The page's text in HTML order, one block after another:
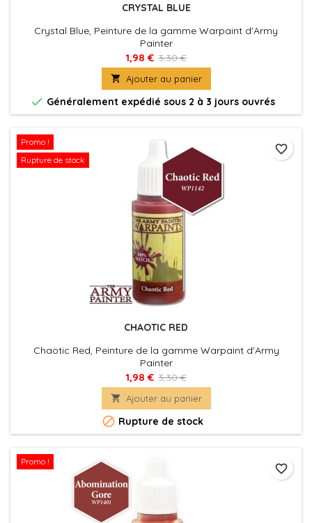
CRYSTAL BLUE
Crystal Blue, Peinture de la gamme Warpaint d'Army
Painter
1,98 € 3,30 €
 Ajouter au panier
 Généralement expédié sous 2 à 3 jours ouvrés
Promo !
Rupture de stock
CHAOTIC RED
Chaotic Red, Peinture de la gamme Warpaint d'Army
Painter
1,98 € 3,30 €
 Ajouter au panier
 Rupture de stock
favorite_border
Promo !
favorite_border